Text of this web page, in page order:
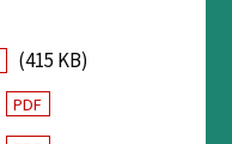
(415 KB)
PDF